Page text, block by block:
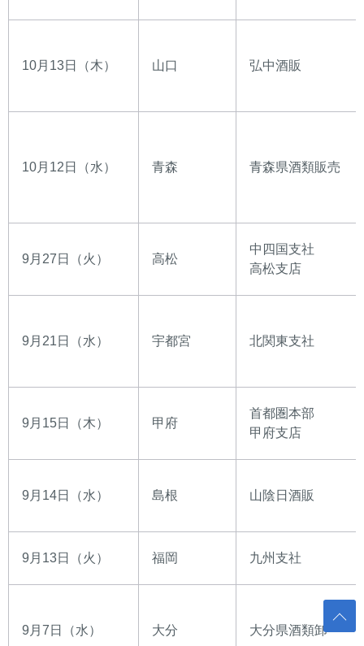
10月13日（木） 山口 弘中酒販
10月12日（水） 青森 青森県酒類販売
9月27日（火） 高松
中四国支社
高松支店
9月21日（水） 宇都宮 北関東支社
9月15日（木） 甲府
首都圏本部
甲府支店
9月14日（水） 島根 山陰日酒販
9月13日（火） 福岡 九州支社
9月7日（水） 大分 大分県酒類卸